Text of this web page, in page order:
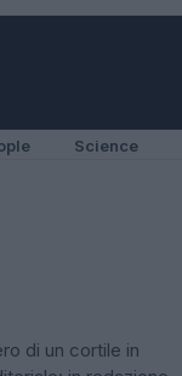
Science
di un cortile in